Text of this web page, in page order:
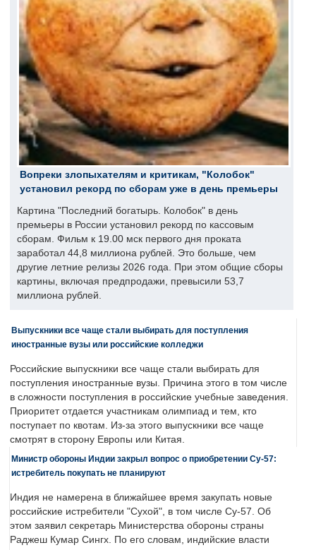
Вопреки злопыхателям и критикам, "Колобок"
установил рекорд по сборам уже в день премьеры
Картина "Последний богатырь. Колобок" в день
премьеры в России установил рекорд по кассовым
сборам. Фильм к 19.00 мск первого дня проката
заработал 44,8 миллиона рублей. Это больше, чем
другие летние релизы 2026 года. При этом общие сборы
картины, включая предпродажи, превысили 53,7
миллиона рублей.
Выпускники все чаще стали выбирать для поступления
иностранные вузы или российские колледжи
Российские выпускники все чаще стали выбирать для
поступления иностранные вузы. Причина этого в том числе
в сложности поступления в российские учебные заведения.
Приоритет отдается участникам олимпиад и тем, кто
поступает по квотам. Из-за этого выпускники все чаще
смотрят в сторону Европы или Китая.
Министр обороны Индии закрыл вопрос о приобретении Су-57:
истребитель покупать не планируют
Индия не намерена в ближайшее время закупать новые
российские истребители "Сухой", в том числе Су-57. Об
этом заявил секретарь Министерства обороны страны
Раджеш Кумар Сингх. По его словам, индийские власти